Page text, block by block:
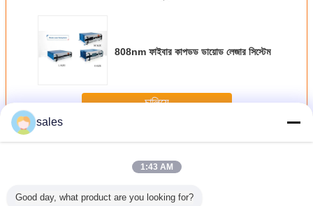
808nm ফাইবার কাপডড ডায়োড লেজার সিস্টেম
চালিয়ে
অধিকডায়োড লেজার সিস্টেম
sales
1:43 AM
Good day, what product are you looking for?